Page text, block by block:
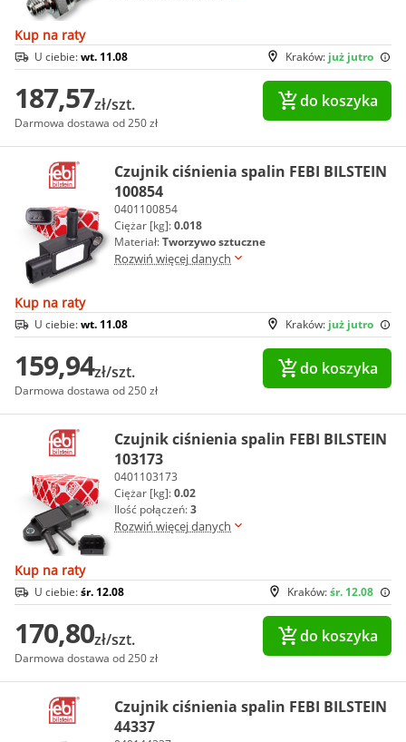
Kup na raty
Kraków: już jutro
U ciebie:wt. 11.08
187,57zł/szt.
Darmowa dostawa od 250 zł
do koszyka
Czujnik ciśnienia spalin FEBI BILSTEIN
100854
0401100854
Ciężar [kg]:0.018
Materiał:Tworzywo sztuczne
Rozwiń więcej danych
Kup na raty
Kraków: już jutro
U ciebie:wt. 11.08
159,94zł/szt.
Darmowa dostawa od 250 zł
do koszyka
Czujnik ciśnienia spalin FEBI BILSTEIN
103173
0401103173
Ciężar [kg]:0.02
Ilość połączeń:3
Rozwiń więcej danych
Kup na raty
Kraków:śr. 12.08
U ciebie:śr. 12.08
170,80zł/szt.
Darmowa dostawa od 250 zł
do koszyka
Czujnik ciśnienia spalin FEBI BILSTEIN
44337